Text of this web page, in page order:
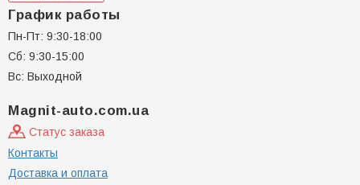
График работы
Пн-Пт: 9:30-18:00
Сб: 9:30-15:00
Вс: Выходной
Magnit-auto.com.ua
Статус заказа
Контакты
Доставка и оплата